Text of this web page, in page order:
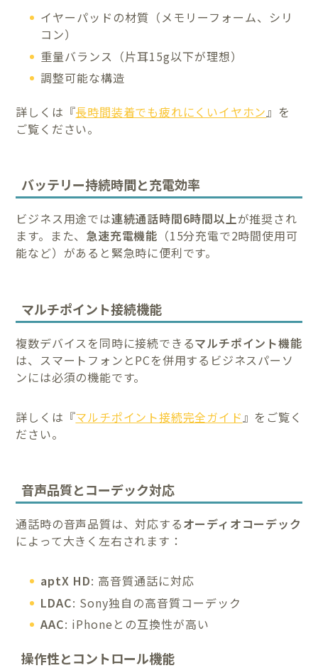
イヤーパッドの材質（メモリーフォーム、シリ
コン）
重量バランス（片耳15g以下が理想）
調整可能な構造
詳しくは『長時間装着でも疲れにくいイヤホン』を
ご覧ください。
バッテリー持続時間と充電効率
ビジネス用途では連続通話時間6時間以上が推奨され
ます。また、 急速充電機能 （15分充電で2時間使用可
能など）があると緊急時に便利です。
マルチポイント接続機能
複数デバイスを同時に接続できるマルチポイント機能
は、スマートフォンとPCを併用するビジネスパーソ
ンには必須の機能です。
詳しくは『マルチポイント接続完全ガイド 』をご覧く
ださい。
音声品質とコーデック対応
通話時の音声品質は、対応するオーディオコーデック
によって大きく左右されます：
aptX HD: 高音質通話に対応
LDAC: Sony独自の高音質コーデック
AAC: iPhoneとの互換性が高い
操作性とコントロール機能